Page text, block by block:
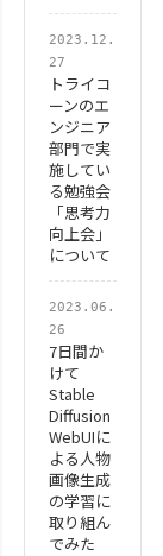
2023.12.
27
トライコ
ーンのエ
ンジニア
部門で実
施してい
る勉強会
「思考力
向上会」
について
2023.06.
26
7日間か
けて
Stable
Diffusion
WebUIに
よる人物
画像生成
の学習に
取り組ん
でみた